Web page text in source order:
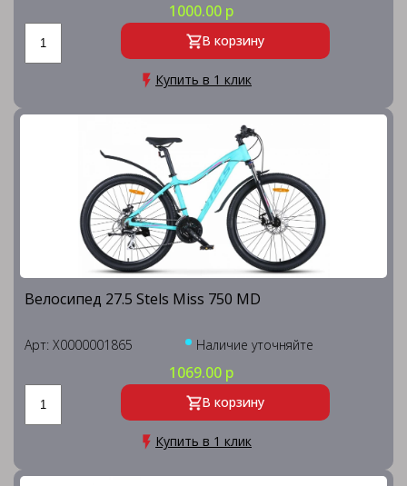
1000.00 р
В корзину
Купить в 1 клик
Велосипед 27.5 Stels Miss 750 MD
Арт: X0000001865 Наличие уточняйте
1069.00 р
В корзину
Купить в 1 клик